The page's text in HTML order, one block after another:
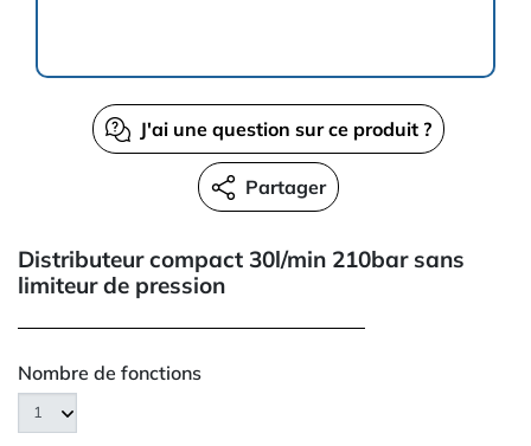
J'ai une question sur ce produit ?
Partager
Distributeur compact 30l/min 210bar sans
limiteur de pression
Nombre de fonctions